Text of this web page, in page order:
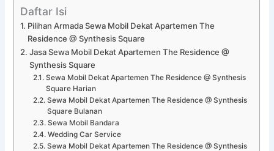
Daftar Isi
Pilihan Armada Sewa Mobil Dekat Apartemen The
Residence @ Synthesis Square
Jasa Sewa Mobil Dekat Apartemen The Residence @
Synthesis Square
Sewa Mobil Dekat Apartemen The Residence @ Synthesis
Square Harian
Sewa Mobil Dekat Apartemen The Residence @ Synthesis
Square Bulanan
Sewa Mobil Bandara
Wedding Car Service
Sewa Mobil Dekat Apartemen The Residence @ Synthesis